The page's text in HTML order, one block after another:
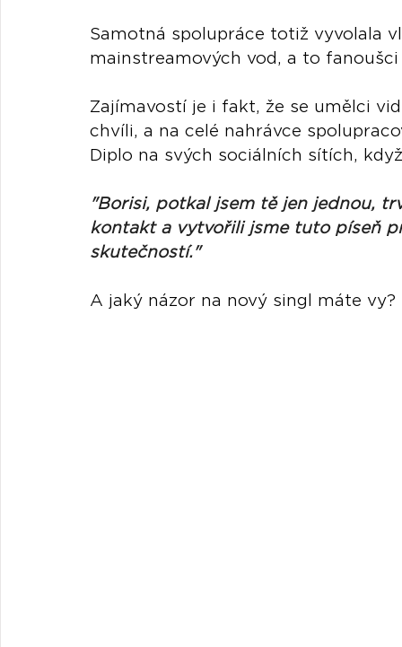
Samotná spolupráce totiž vyvolala
mainstreamových vod, a to
Zajímavostí je i fakt, že se umělci
chvíli, a na celé nahrávce
Diplo na svých sociálních sítích,
"Borisi, potkal jsem tě jen jednou,
kontakt a vytvořili jsme tuto píseň
skutečností."
A jaký názor na nový singl máte vy?